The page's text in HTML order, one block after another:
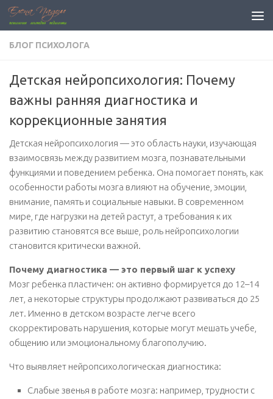
Перейти к содержимому
БЛОГ ПСИХОЛОГА
Детская нейропсихология: Почему
важны ранняя диагностика и
коррекционные занятия
Детская нейропсихология — это область науки, изучающая
взаимосвязь между развитием мозга, познавательными
функциями и поведением ребенка. Она помогает понять, как
особенности работы мозга влияют на обучение, эмоции,
внимание, память и социальные навыки. В современном
мире, где нагрузки на детей растут, а требования к их
развитию становятся все выше, роль нейропсихологии
становится критически важной.
Почему диагностика — это первый шаг к успеху
Мозг ребенка пластичен: он активно формируется до 12–14
лет, а некоторые структуры продолжают развиваться до 25
лет. Именно в детском возрасте легче всего
скорректировать нарушения, которые могут мешать учебе,
общению или эмоциональному благополучию.
Что выявляет нейропсихологическая диагностика:
Слабые звенья в работе мозга: например, трудности с